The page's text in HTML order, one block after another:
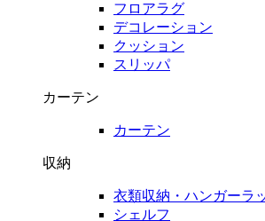
フロアラグ
デコレーション
クッション
スリッパ
カーテン
カーテン
収納
衣類収納・ハンガーラ
シェルフ